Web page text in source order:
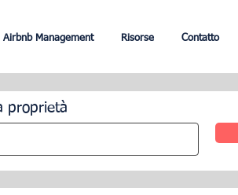
Airbnb Management Risorse Contatto
proprietà